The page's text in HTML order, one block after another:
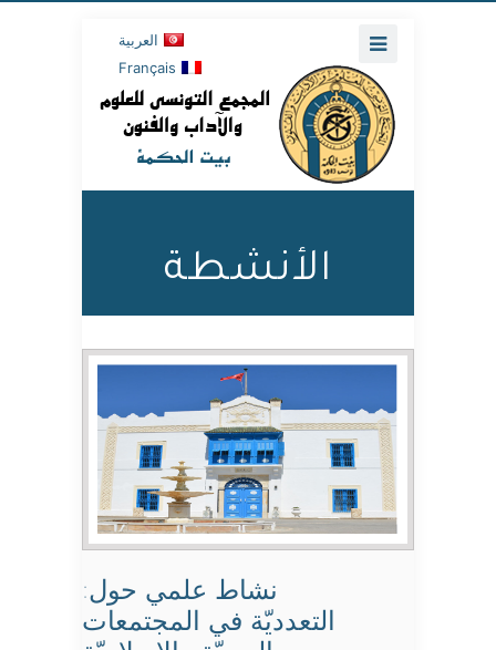
العربية
Français
الأنشطة
نشاط علمي حول:
التعدديّة في المجتمعات